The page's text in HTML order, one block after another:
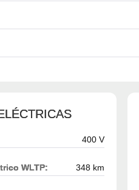
400 V
WLTP: 348 km